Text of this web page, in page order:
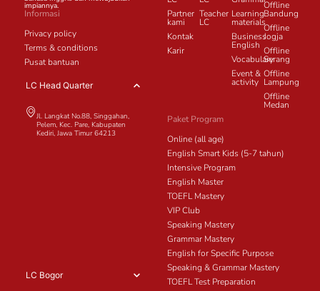
impiannya.
Informasi
Privacy policy
Terms & conditions
Pusat bantuan
LC Head Quarter
Jl. Langkat No.88, Singgahan,
Pelem, Kec. Pare, Kabupaten
Kediri, Jawa Timur 64213
LC Bogor
Partner
kami
Kontak
Karir
Teacher
LC
Learning
materials
Business
English
Vocabulary
Event &
activity
Offline
Bandung
Offline
Jogja
Offline
Serang
Offline
Lampung
Offline
Medan
Paket Program
Online (all age)
English Smart Kids (5-7 tahun)
Intensive Program
English Master
TOEFL Mastery
VIP Club
Speaking Mastery
Grammar Mastery
English for Specific Purpose
Speaking & Grammar Mastery
TOEFL Test Preparation